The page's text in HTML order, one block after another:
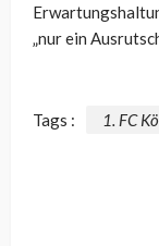
„nur ein
Tags : 1. FC